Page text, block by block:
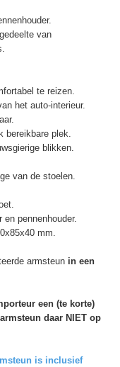
van
te reizen.
het auto-interieur.
bereikbare plek.
blikken.
van de stoelen.
pennenhouder.
mm.
armsteun in een
een (te korte)
daar NIET op
is inclusief